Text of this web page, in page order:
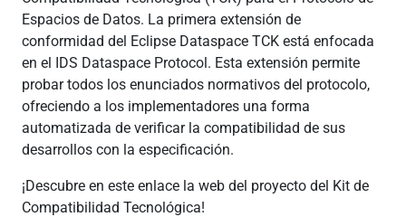
Espacios de Datos. La primera extensión de
conformidad del Eclipse Dataspace TCK está enfocada
en el IDS Dataspace Protocol. Esta extensión permite
probar todos los enunciados normativos del protocolo,
ofreciendo a los implementadores una forma
automatizada de verificar la compatibilidad de sus
desarrollos con la especificación.
¡Descubre en este enlace la web del proyecto del Kit de
Compatibilidad Tecnológica!